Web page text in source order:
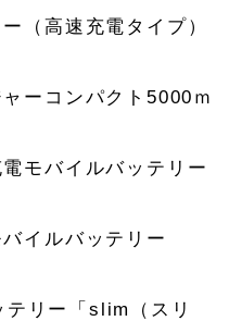
（高速充電タイプ）
ーコンパクト5000ｍ
モバイルバッテリー
イルバッテリー
リー「slim（スリ